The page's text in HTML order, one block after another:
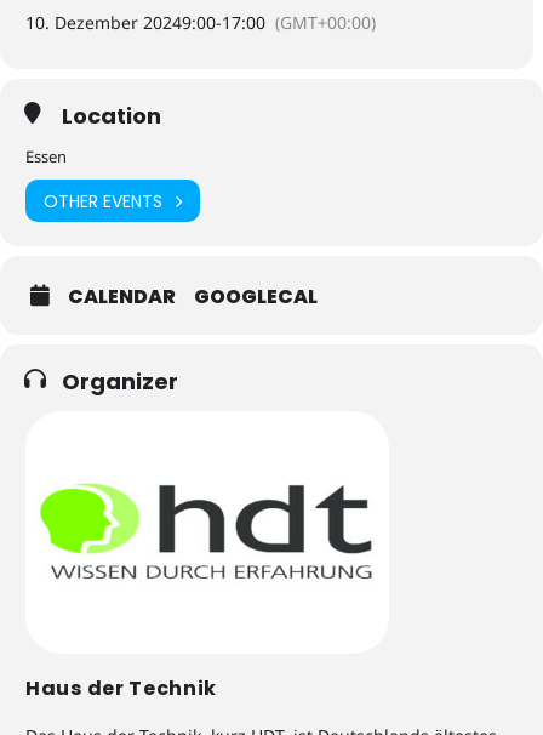
10. Dezember 20249:00-17:00 (GMT+00:00)
Location
Essen
OTHER EVENTS
CALENDAR GOOGLECAL
Organizer
Haus der Technik